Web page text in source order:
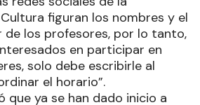
figuran los nombres y el
de los profesores, por lo tanto,
en participar en
solo debe escribirle al
el horario”.
que ya se han dado inicio a